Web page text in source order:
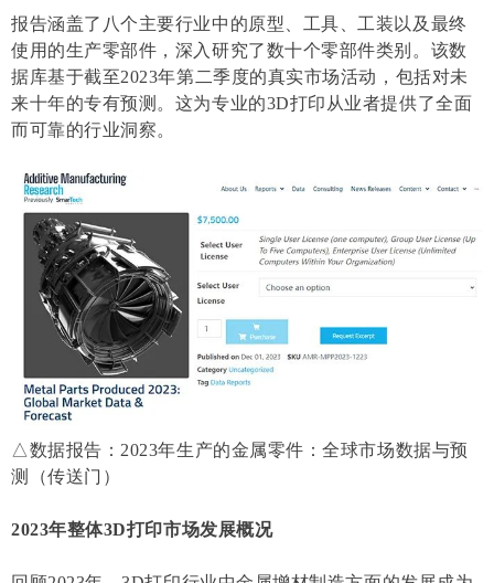
报告涵盖了八个主要行业中的原型、工具、工装以及最终
使用的生产零部件，深入研究了数十个零部件类别。该数
据库基于截至2023年第二季度的真实市场活动，包括对未
来十年的专有预测。这为专业的3D打印从业者提供了全面
而可靠的行业洞察。
△数据报告：2023年生产的金属零件：全球市场数据与预
测（传送门）
2023年整体3D打印市场发展概况